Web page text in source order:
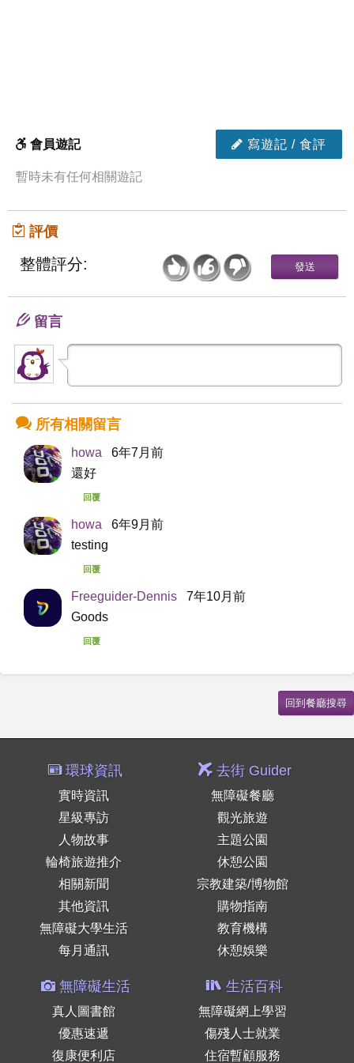
寫遊記 / 食評
會員遊記
暫時未有任何相關遊記
評價
整體評分:
留言
所有相關留言
howa
6年7月前
還好
回覆
howa
6年9月前
testing
回覆
Freeguider-Dennis
7年10月前
Goods
回覆
環球資訊
實時資訊
星級專訪
人物故事
輪椅旅遊推介
相關新聞
其他資訊
無障礙大學生活
每月通訊
去街 Guider
無障礙餐廳
觀光旅遊
主題公園
休憩公園
宗教建築/博物館
購物指南
教育機構
休憩娛樂
無障礙生活
真人圖書館
優惠速遞
復康便利店
生活百科
無障礙網上學習
傷殘人士就業
住宿暫顧服務